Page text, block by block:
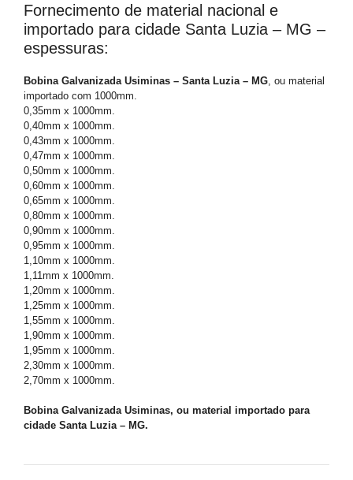
Fornecimento de material nacional e
importado para cidade Santa Luzia – MG –
espessuras:
Bobina Galvanizada Usiminas – Santa Luzia – MG , ou material
importado com 1000mm.
0,35mm x 1000mm.
0,40mm x 1000mm.
0,43mm x 1000mm.
0,47mm x 1000mm.
0,50mm x 1000mm.
0,60mm x 1000mm.
0,65mm x 1000mm.
0,80mm x 1000mm.
0,90mm x 1000mm.
0,95mm x 1000mm.
1,10mm x 1000mm.
1,11mm x 1000mm.
1,20mm x 1000mm.
1,25mm x 1000mm.
1,55mm x 1000mm.
1,90mm x 1000mm.
1,95mm x 1000mm.
2,30mm x 1000mm.
2,70mm x 1000mm.
Bobina Galvanizada Usiminas, ou material importado para
cidade Santa Luzia – MG.